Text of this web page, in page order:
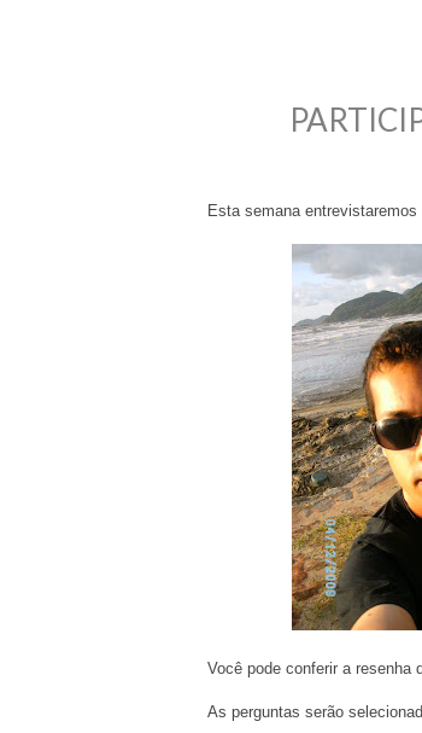
Esta semana
Você pode conferir a resenha
As perguntas serão